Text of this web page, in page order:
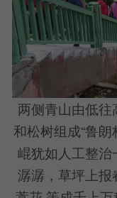
两侧青山由低
和松树组成“鲁
崐犹如人工整治
潺潺，草坪上